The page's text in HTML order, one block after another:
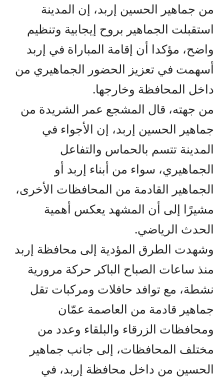
من جماهير الحسين إربد، إن المدينة
استقبلت الجماهير بروح إيجابية وتنظيم
واضح، مؤكدا أن إقامة المباراة في إربد
أسهمت في تعزيز الحضور الجماهيري من
داخل المحافظة وخارجها.
من جهته، قال المشجع عمر الشريدة من
جماهير الحسين إربد، إن الأجواء في
المدينة تتسم بالحماس والتفاعل
الجماهيري، سواء من أبناء إربد أو
الجماهير القادمة من المحافظات الأخرى،
مشيرًا إلى أن المشهد يعكس أهمية
الحدث الرياضي.
وشهدت الطرق المؤدية إلى محافظة إربد
منذ ساعات الصباح الباكر حركة مرورية
نشطة، مع توافد حافلات ومركبات تقل
جماهير قادمة من العاصمة عمّان
ومحافظات الزرقاء والبلقاء وعدد من
مختلف المحافظات، إلى جانب جماهير
الحسين من داخل محافظة إربد، في